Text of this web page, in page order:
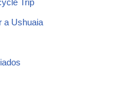
Trip
a Ushuaia